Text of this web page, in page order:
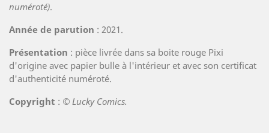
numéroté).
Année de parution : 2021.
Présentation : pièce livrée dans sa boite rouge Pixi
d'origine avec papier bulle à l'intérieur et avec son certificat
d'authenticité numéroté.
Copyright : © Lucky Comics.